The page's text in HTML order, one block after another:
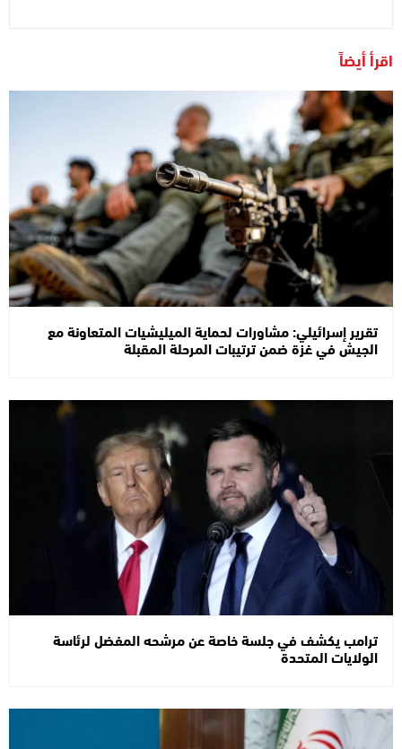
اقرأ أيضاً
تقرير إسرائيلي: مشاورات لحماية الميليشيات المتعاونة مع
الجيش في غزة ضمن ترتيبات المرحلة المقبلة
ترامب يكشف في جلسة خاصة عن مرشحه المفضل لرئاسة
الولايات المتحدة